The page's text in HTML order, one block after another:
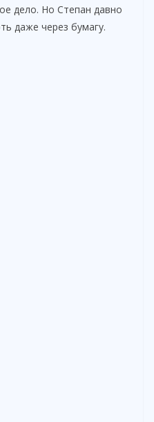
дело. Но Степан давно
даже через бумагу.